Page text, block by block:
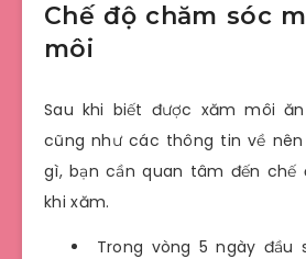
Chế độ chăm sóc
môi
Sau khi biết được xăm môi
cũng như các thông tin về
gì, bạn cần quan tâm đến chế
khi xăm.
Trong vòng 5 ngày đầu